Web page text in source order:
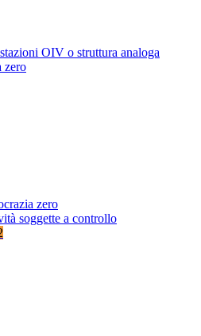
OIV o struttura analoga
zero
zero
soggette a controllo